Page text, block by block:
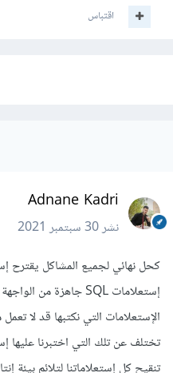
اقتباس
Adnane Kadri
نشر30 سبتمبر 2021
كحل نهائي لجميع المشاكل يقترح
الإستعلامات التي نكتبها قد لا
تختلف عن تلك التي اختبرنا عليها